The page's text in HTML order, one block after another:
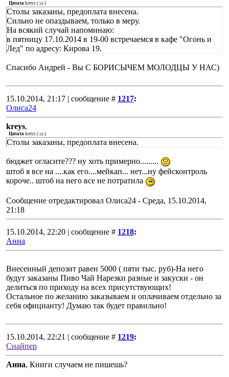
Цитата kreys ( )
Столы заказаны, предоплата внесена.
Сильно не опаздываем, только в меру.
На всякий случай напоминаю:
в пятницу 17.10.2014 в 19-00 встречаемся в кафе "Огонь и
Лед" по адресу: Кирова 19.
Спасибо Андрей - Вы С БОРИСЫЧЕМ МОЛОДЦЫ У НАС)
15.10.2014, 21:17 | сообщение # 1217:
Олиса24
kreys,
Цитата kreys ( )
Столы заказаны, предоплата внесена.
бюджет огласите??? ну хоть примерно.........
штоб я все на ....как его....мейкап... нет...ну фейсконтроль
короче.. штоб на него все не потратила
Сообщение отредактировал Олиса24 - Среда, 15.10.2014,
21:18
15.10.2014, 22:20 | сообщение # 1218:
Анна
Внесенный депозит равен 5000 ( пяти тыс. руб)-На него
будут заказаны Пиво Чай Нарезки разные и закуски - он
делиться по приходу на всех присутствующих!
Остальное по желанию заказываем и оплачиваем отдельно за
себя официанту! Думаю так будет правильно!
15.10.2014, 22:21 | сообщение # 1219:
Снайпер
Анна, Книги случаем не пишешь?